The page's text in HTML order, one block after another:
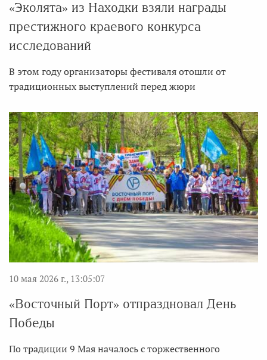
«Эколята» из Находки взяли награды
престижного краевого конкурса
исследований
В этом году организаторы фестиваля отошли от
традиционных выступлений перед жюри
10 мая 2026 г., 13:05:07
«Восточный Порт» отпраздновал День
Победы
По традиции 9 Мая началось с торжественного